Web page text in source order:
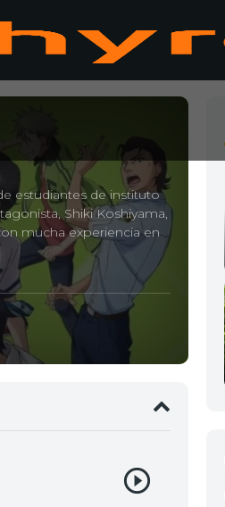
estudiantes de instituto
Shiki Koshiyama,
mucha experiencia en